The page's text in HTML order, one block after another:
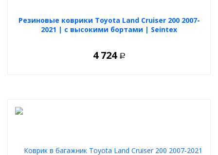
Резиновые коврики Toyota Land Cruiser 200 2007-
2021 | с высокими бортами | Seintex
4 724 Р